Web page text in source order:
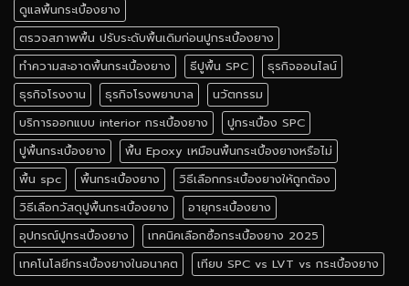
ดูแลพื้นกระเบื้องยาง
ตรวจสภาพพื้น ปรับระดับพื้นเดิมก่อนปูกระเบื้องยาง
ทำความสะอาดพื้นกระเบื้องยาง
ธีปูพื้น SPC
ธุรกิจออนไลน์
ธุรกิจโรงงาน
ธุรกิจโรงพยาบาล
นวัตกรรม
บริการออกแบบ interior กระเบื้องยาง
ปูกระเบื้อง SPC
ปูพื้นกระเบื้องยาง
พื้น Epoxy เหมือนพื้นกระเบื้องยางหรือไม่
พื้น spc
พื้นกระเบื้องยาง
วิธีเลือกกระเบื้องยางให้ถูกต้อง
วิธีเลือกวัสดุปูพื้นกระเบื้องยาง
อายุกระเบื้องยาง
อุปกรณ์ปูกระเบื้องยาง
เทคนิคเลือกซื้อกระเบื้องยาง 2025
เทคโนโลยีกระเบื้องยางในอนาคต
เทียบ SPC vs LVT vs กระเบื้องยาง